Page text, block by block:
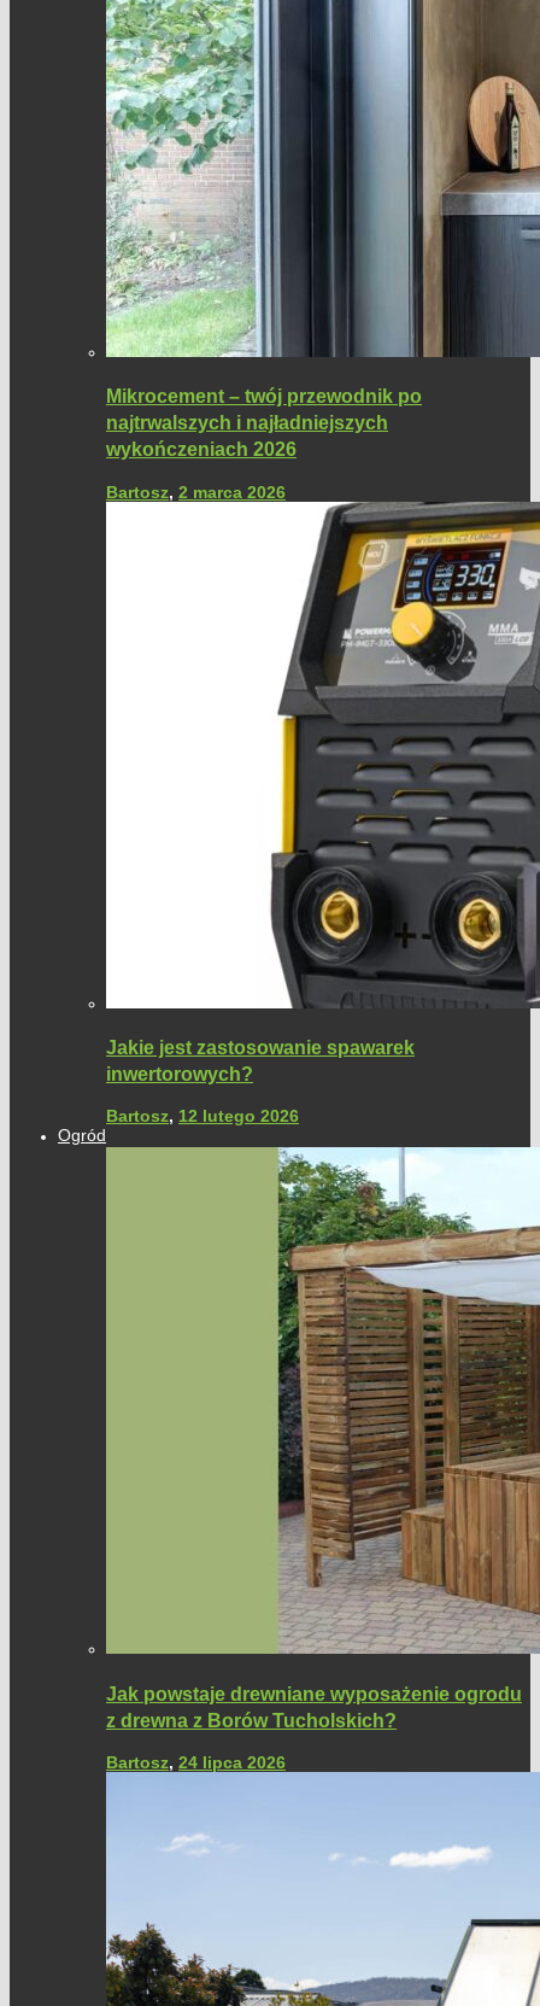
Mikrocement – twój przewodnik po
najtrwalszych i najładniejszych
wykończeniach 2026
Bartosz, 2 marca 2026
Jakie jest zastosowanie spawarek
inwertorowych?
Bartosz, 12 lutego 2026
Ogród
Jak powstaje drewniane wyposażenie ogrodu
z drewna z Borów Tucholskich?
Bartosz, 24 lipca 2026